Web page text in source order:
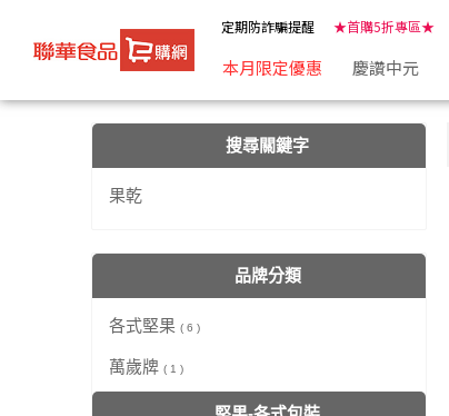
定期防詐騙提醒 ★首購5折專區★
本月限定優惠 慶讚中元
搜尋關鍵字
果乾
品牌分類
各式堅果 ( 6 )
萬歲牌 ( 1 )